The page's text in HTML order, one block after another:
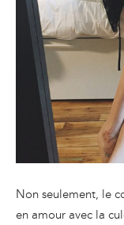
Non seulement, le
en amour avec la